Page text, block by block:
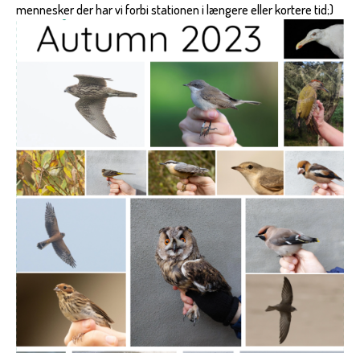
mennesker der har vi forbi stationen i længere eller kortere tid;)